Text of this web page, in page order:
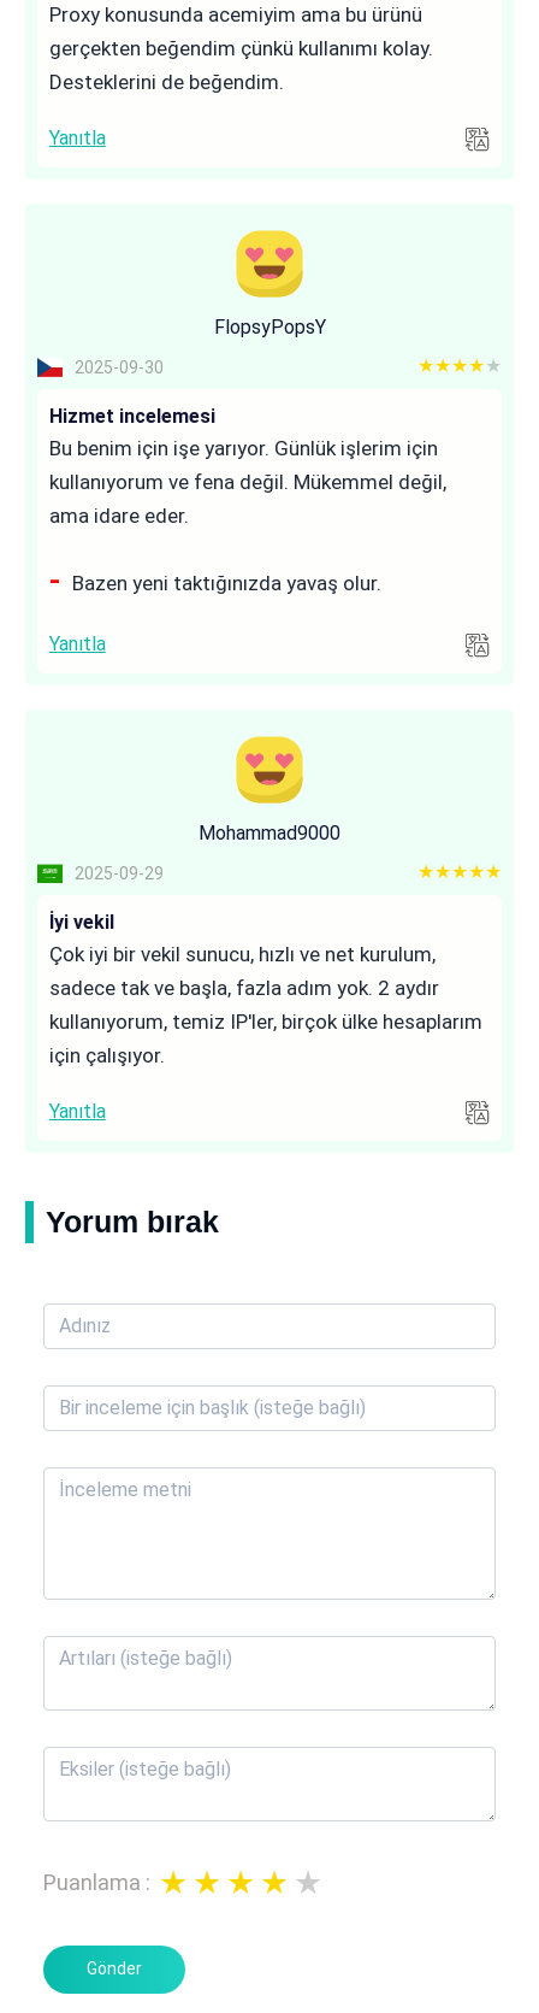
Proxy konusunda acemiyim ama bu ürünü
gerçekten beğendim çünkü kullanımı kolay.
Desteklerini de beğendim.
Yanıtla
FlopsyPopsY
2025-09-30 4 out of 5
Hizmet incelemesi
Bu benim için işe yarıyor. Günlük işlerim için
kullanıyorum ve fena değil. Mükemmel değil,
ama idare eder.
Bazen yeni taktığınızda yavaş olur.
Yanıtla
Mohammad9000
2025-09-29 5 out of 5
İyi vekil
Çok iyi bir vekil sunucu, hızlı ve net kurulum,
sadece tak ve başla, fazla adım yok. 2 aydır
kullanıyorum, temiz IP'ler, birçok ülke hesaplarım
için çalışıyor.
Yanıtla
Yorum bırak
Puanlama :
Gönder